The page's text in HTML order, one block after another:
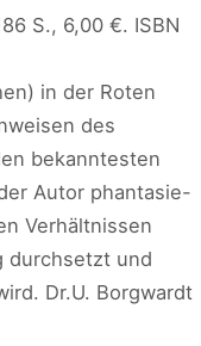
S., 6,00 €. ISBN
in der Roten
des
bekanntesten
Autor phantasie-
Verhältnissen
durchsetzt und
Dr.U. Borgwardt